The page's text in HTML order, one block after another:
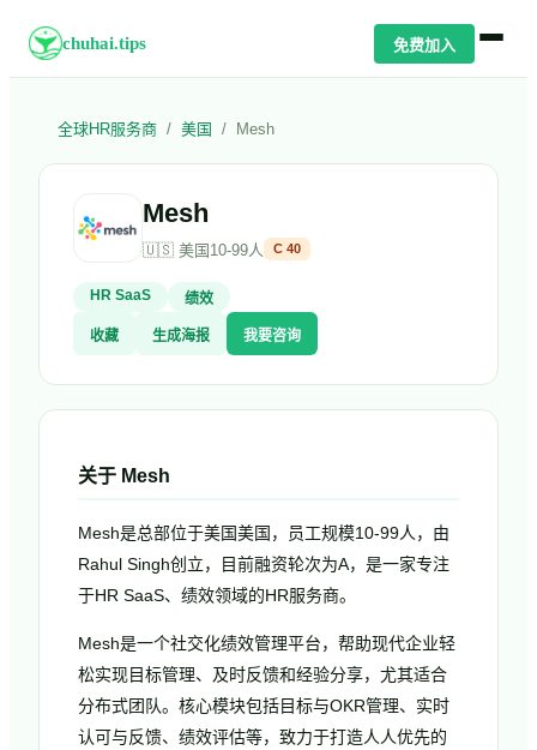
chuhai.tips 免费加入
全球HR服务商 / 美国 / Mesh
Mesh
🇺🇸 美国10-99人 C 40
HR SaaS 绩效
收藏 生成海报 我要咨询
关于 Mesh
Mesh是总部位于美国美国，员工规模10-99人，由
Rahul Singh创立，目前融资轮次为A，是一家专注
于HR SaaS、绩效领域的HR服务商。
Mesh是一个社交化绩效管理平台，帮助现代企业轻
松实现目标管理、及时反馈和经验分享，尤其适合
分布式团队。核心模块包括目标与OKR管理、实时
认可与反馈、绩效评估等，致力于打造人人优先的